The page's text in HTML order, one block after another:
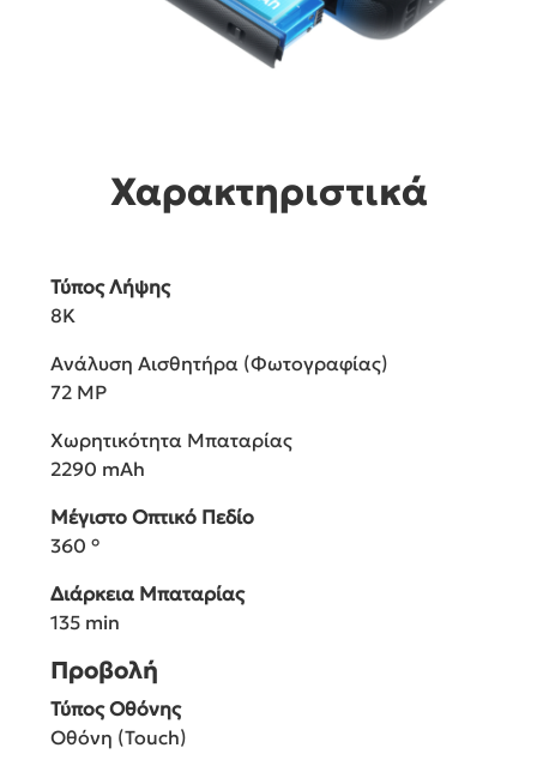
Χαρακτηριστικά
Τύπος Λήψης
8K
Ανάλυση Αισθητήρα (Φωτογραφίας)
72 MP
Χωρητικότητα Μπαταρίας
2290 mAh
Μέγιστο Οπτικό Πεδίο
360 °
Διάρκεια Μπαταρίας
135 min
Προβολή
Τύπος Οθόνης
Οθόνη (Touch)